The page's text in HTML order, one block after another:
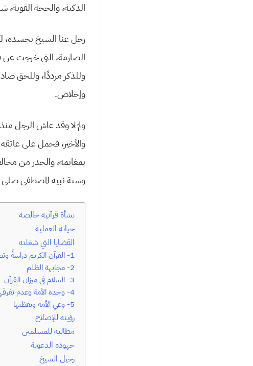
الذكية، والحجة القوية،
رحل عنا الشيخ بجسده،
الصارمة، التي خرجت عن
وللذكر مرددًا، وللحق
وإخلاص.
ولمَ لا وقد عاش الرجل
والأخير، فحمل على
بمغانمه، والحذر من
وسنة نبيه المصطفى صلى
نشأة قرآنية خالصة
حياته العملية
القضايا التي شغلته
1- القرآن الكريم دراسةً وتطبيقًا
2- مجابهة الظلم
3- السلام في ميزان القرآن
4- وحدة الأمة وعدم تفرقها
5- وعي الأمة ويقظتها
رؤيته للإصلاح
مطالبه للمسلمين
جهوده الدعوية
رحيل الشيخ